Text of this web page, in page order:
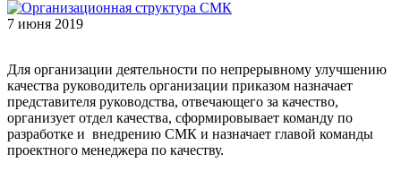
7 июня 2019
Для организации деятельности по непрерывному улучшению
качества руководитель организации приказом назначает
представителя руководства, отвечающего за качество,
организует отдел качества, сформировывает команду по
разработке и внедрению СМК и назначает главой команды
проектного менеджера по качеству.